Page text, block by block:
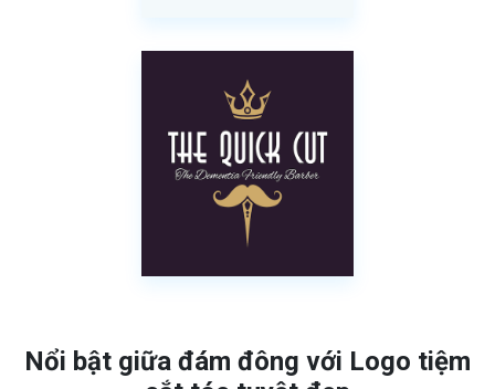
Nổi bật giữa đám đông với Logo tiệm